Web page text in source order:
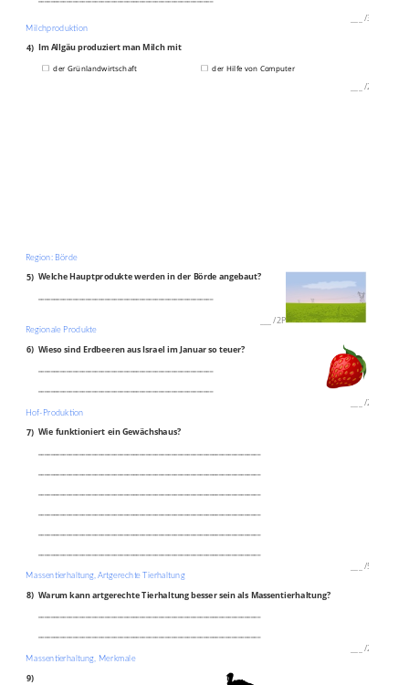
/3P
Milchproduktion
4) Im Allgäu produziert man Milch mit
der Grünlandwirtschaft der Hilfe von Computer
/2P
Region: Börde
5) Welche Hauptprodukte werden in der Börde angebaut?
/2P
Regionale Produkte
6) Wieso sind Erdbeeren aus Israel im Januar so teuer?
/2P
Hof-Produktion
7) Wie funktioniert ein Gewächshaus?
/5P
Massentierhaltung, Artgerechte Tierhaltung
8) Warum kann artgerechte Tierhaltung besser sein als Massentierhaltung?
/2P
Massentierhaltung, Merkmale
9)